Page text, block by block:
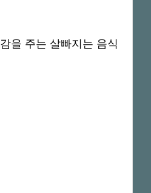
을 주는 살빠지는 음식